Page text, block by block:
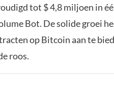
tot $ 4,8 miljoen in
Bot. De solide groei
op Bitcoin aan te
roos.